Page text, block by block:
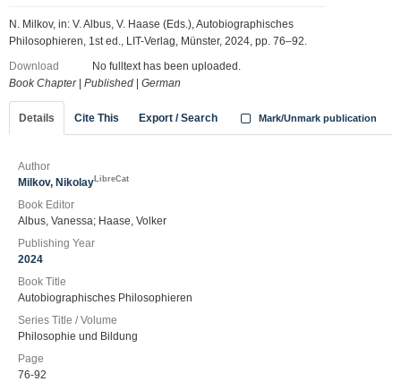
N. Milkov, in: V. Albus, V. Haase (Eds.), Autobiographisches
Philosophieren, 1st ed., LIT-Verlag, Münster, 2024, pp. 76–92.
Download
No fulltext has been uploaded.
Book Chapter| Published German
Details Cite This Export / Search Mark/Unmark publication
Author
Milkov, Nikolay LibreCat
Book Editor
Albus, Vanessa; Haase, Volker
Publishing Year
2024
Book Title
Autobiographisches Philosophieren
Series Title / Volume
Philosophie und Bildung
Page
76-92